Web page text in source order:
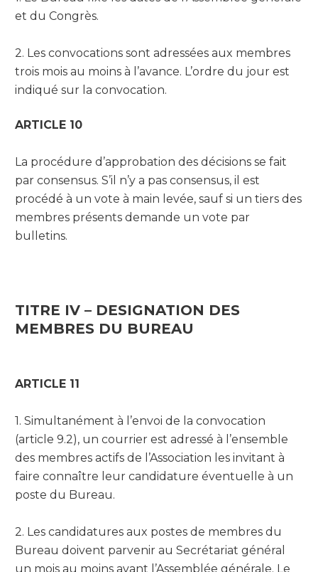
et du Congrès.
2. Les convocations sont adressées aux membres
trois mois au moins à l’avance. L’ordre du jour est
indiqué sur la convocation.
ARTICLE 10
La procédure d’approbation des décisions se fait
par consensus. S’il n’y a pas consensus, il est
procédé à un vote à main levée, sauf si un tiers des
membres présents demande un vote par
bulletins.
TITRE IV – DESIGNATION DES
MEMBRES DU BUREAU
ARTICLE 11
1. Simultanément à l’envoi de la convocation
(article 9.2), un courrier est adressé à l’ensemble
des membres actifs de l’Association les invitant à
faire connaître leur candidature éventuelle à un
poste du Bureau.
2. Les candidatures aux postes de membres du
Bureau doivent parvenir au Secrétariat général
un mois au moins avant l’Assemblée générale. Le